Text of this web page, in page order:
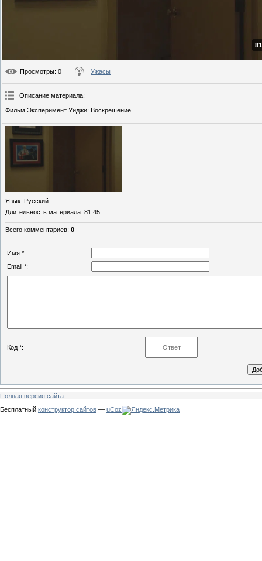
Просмотры: 0 Ужасы
Описание материала:
Фильм Эксперимент Уиджи: Воскрешение.
Язык: Русский
Длительность материала: 81:45
Всего комментариев: 0
Имя *:
Email *:
Код *:
Полная версия сайта
Бесплатный конструктор сайтов — uCoz